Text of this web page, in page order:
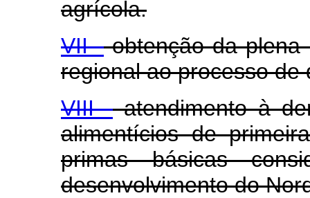
agrícola.
VII -obtenção da plena
regional ao processo de
VIII -atendimento à
alimentícios de
primas básicas
desenvolvimento do